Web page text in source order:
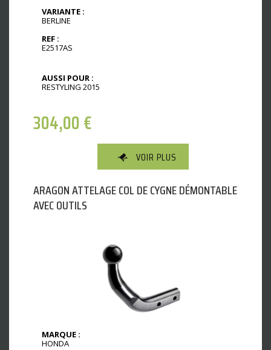
VARIANTE :
BERLINE
REF :
E2517AS
AUSSI POUR :
RESTYLING 2015
304,00€
VOIR PLUS
ARAGON ATTELAGE COL DE CYGNE DÉMONTABLE
AVEC OUTILS
MARQUE :
HONDA